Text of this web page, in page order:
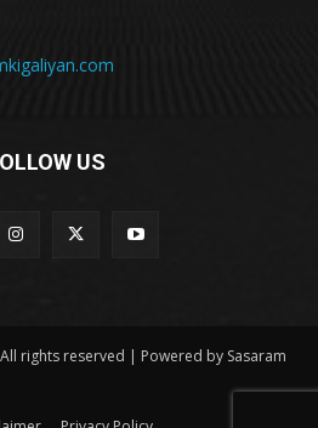
US
All rights reserved | Powered by Sasaram